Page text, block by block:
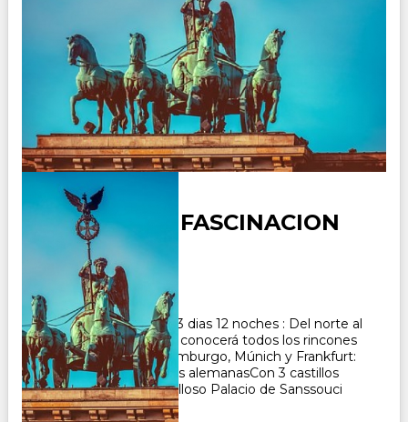
ALEMANIA - FASCINACION
Duración:
13Días12 Noches
Paquete Turistico de 13 dias 12 noches : Del norte al
sur y del este al oeste: conocerá todos los rincones
de AlemaniaBerlín, Hamburgo, Múnich y Frankfurt:
descubra las metrópolis alemanasCon 3 castillos
románticos y el maravilloso Palacio de Sanssouci
CONSULTAR